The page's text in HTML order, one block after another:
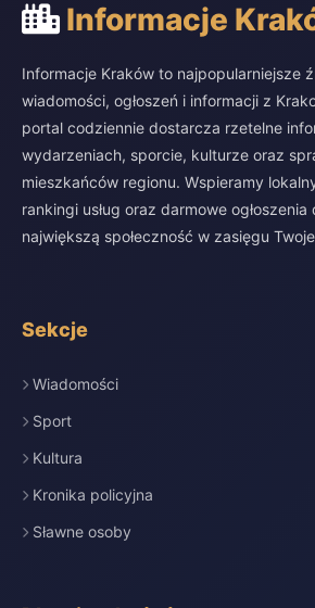
Informacje
Informacje Kraków to najpopularniejsze
wiadomości, ogłoszeń i informacji z
portal codziennie dostarcza rzetelne
wydarzeniach, sporcie, kulturze oraz
mieszkańców regionu. Wspieramy
rankingi usług oraz darmowe
największą społeczność w zasięgu
Sekcje
Wiadomości
Sport
Kultura
Kronika policyjna
Sławne osoby